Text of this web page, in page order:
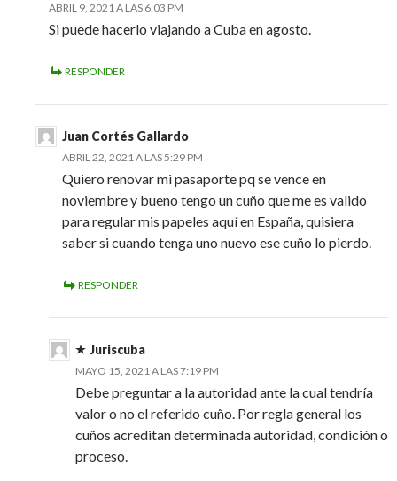
ABRIL 9, 2021 A LAS 6:03 PM
Si puede hacerlo viajando a Cuba en agosto.
RESPONDER
Juan Cortés Gallardo
ABRIL 22, 2021 A LAS 5:29 PM
Quiero renovar mi pasaporte pq se vence en
noviembre y bueno tengo un cuño que me es valido
para regular mis papeles aquí en España, quisiera
saber si cuando tenga uno nuevo ese cuño lo pierdo.
RESPONDER
Juriscuba
MAYO 15, 2021 A LAS 7:19 PM
Debe preguntar a la autoridad ante la cual tendría
valor o no el referido cuño. Por regla general los
cuños acreditan determinada autoridad, condición o
proceso.